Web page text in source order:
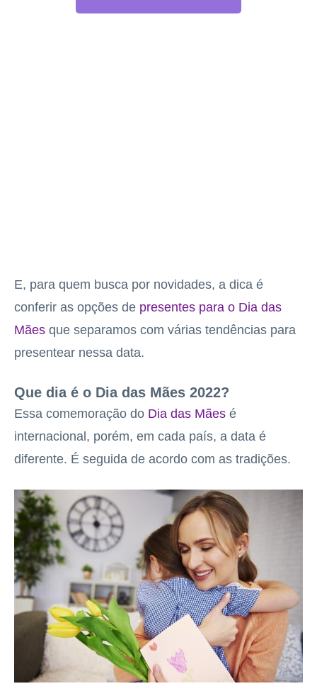
E, para quem busca por novidades, a dica é
conferir as opções de presentes para o Dia das
Mães que separamos com várias tendências para
presentear nessa data.
Que dia é o Dia das Mães 2022?
Essa comemoração do Dia das Mães é
internacional, porém, em cada país, a data é
diferente. É seguida de acordo com as tradições.